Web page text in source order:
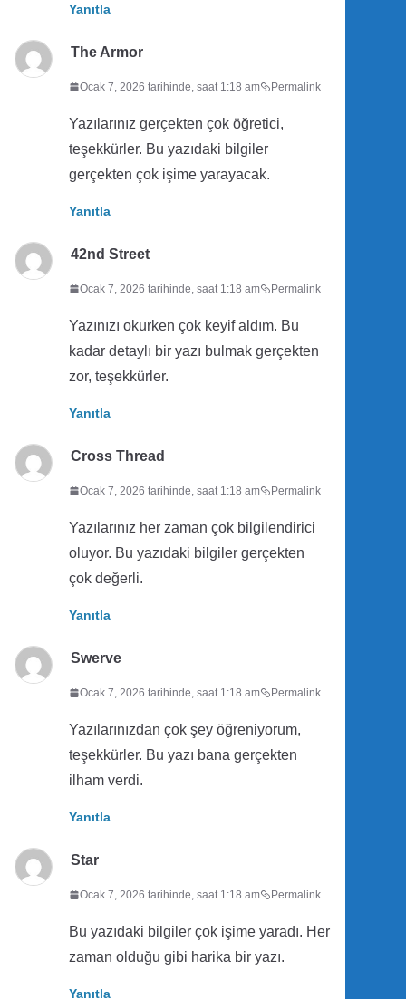
Yanıtla
The Armor
Ocak 7, 2026 tarihinde, saat 1:18 am Permalink
Yazılarınız gerçekten çok öğretici,
teşekkürler. Bu yazıdaki bilgiler
gerçekten çok işime yarayacak.
Yanıtla
42nd Street
Ocak 7, 2026 tarihinde, saat 1:18 am Permalink
Yazınızı okurken çok keyif aldım. Bu
kadar detaylı bir yazı bulmak gerçekten
zor, teşekkürler.
Yanıtla
Cross Thread
Ocak 7, 2026 tarihinde, saat 1:18 am Permalink
Yazılarınız her zaman çok bilgilendirici
oluyor. Bu yazıdaki bilgiler gerçekten
çok değerli.
Yanıtla
Swerve
Ocak 7, 2026 tarihinde, saat 1:18 am Permalink
Yazılarınızdan çok şey öğreniyorum,
teşekkürler. Bu yazı bana gerçekten
ilham verdi.
Yanıtla
Star
Ocak 7, 2026 tarihinde, saat 1:18 am Permalink
Bu yazıdaki bilgiler çok işime yaradı. Her
zaman olduğu gibi harika bir yazı.
Yanıtla